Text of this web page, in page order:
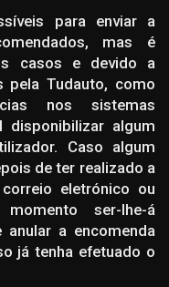
para enviar a
mas é
casos e devido a
pela Tudauto, como
nos sistemas
disponibilizar algum
Caso algum
de ter realizado a
eletrónico ou
ser-lhe-á
a encomenda
já tenha efetuado o